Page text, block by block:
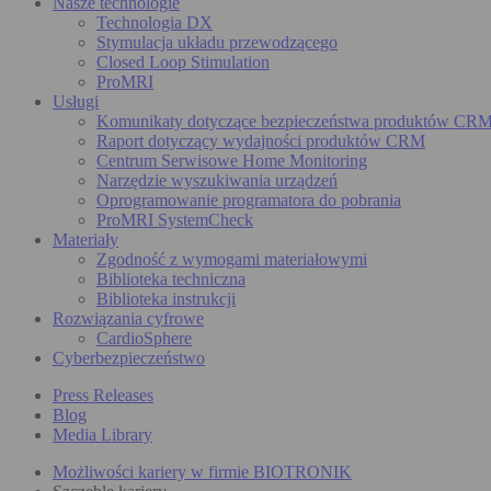
Technologia DX
Stymulacja układu przewodzącego
Closed Loop Stimulation
ProMRI
Usługi
Komunikaty dotyczące bezpieczeństwa produktów
Raport dotyczący wydajności produktów CRM
Centrum Serwisowe Home Monitoring
Narzędzie wyszukiwania urządzeń
Oprogramowanie programatora do pobrania
ProMRI SystemCheck
Materiały
Zgodność z wymogami materiałowymi
Biblioteka techniczna
Biblioteka instrukcji
Rozwiązania cyfrowe
CardioSphere
Cyberbezpieczeństwo
Press Releases
Blog
Media Library
Możliwości kariery w firmie BIOTRONIK